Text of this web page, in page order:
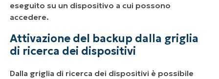
eseguito su un dispositivo a cui possono
accedere.
Attivazione del backup dalla griglia
di ricerca dei dispositivi
Dalla griglia di ricerca dei dispositivi è possibile